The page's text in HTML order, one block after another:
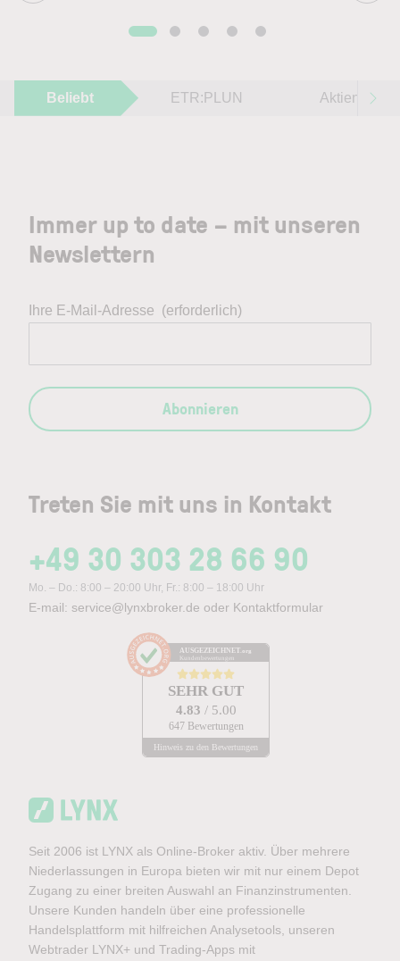
Beliebt ETR:PLUN Aktien im
Treten Sie mit uns in Kontakt
+49 30 303 28 66 90
Mo. – Do.: 8:00 – 20:00 Uhr, Fr.: 8:00 – 18:00 Uhr
E-mail: service@lynxbroker.de oder Kontaktformular
AUSGEZEICHNET .org
Kundenbewertungen
SEHR GUT
4.83 / 5.00
647 Bewertungen
Hinweis zu den Bewertungen
Immer up to date – mit unseren
Newslettern
Ihre E-Mail-Adresse (erforderlich)
Abonnieren
Seit 2006 ist LYNX als Online-Broker aktiv. Über mehrere
Niederlassungen in Europa bieten wir mit nur einem Depot
Zugang zu einer breiten Auswahl an Finanzinstrumenten.
Unsere Kunden handeln über eine professionelle
Handelsplattform mit hilfreichen Analysetools, unseren
Webtrader LYNX+ und Trading-Apps mit